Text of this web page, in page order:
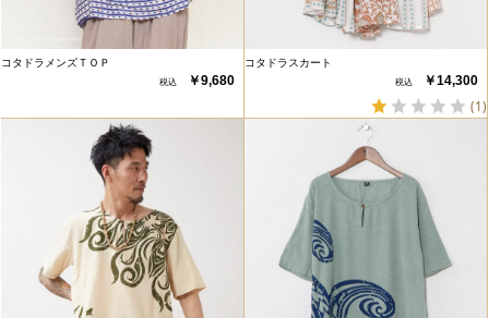
コタドラメンズＴＯＰ
￥9,680
コタドラスカート
￥14,300
(1)